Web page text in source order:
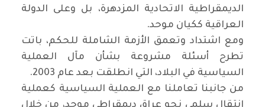
الديمقراطية الاتحادية المزدهرة، بل وعلى الدولة
العراقية ككيان موحد.
ومع اشتداد وتعمق الأزمة الشاملة للحكم، باتت
تطرح أسئلة مشروعة بشأن مآل العملية
السياسية في البلاد، التي انطلقت بعد عام 2003.
من جانبنا تعاملنا مع العملية السياسية كعملية